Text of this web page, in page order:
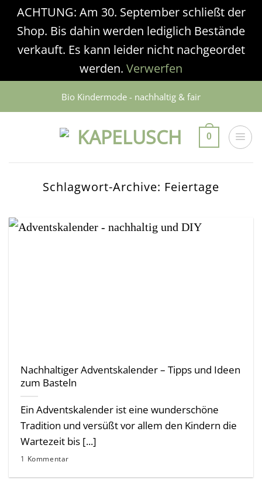
ACHTUNG: Am 30. September schließt der
Shop. Bis dahin werden lediglich Bestände
verkauft. Es kann leider nicht nachgeordet
werden. Verwerfen
Inhalt
Bio Kindermode - nachhaltig & fair
0
Schlagwort-Archive: Feiertage
Nachhaltiger Adventskalender – Tipps und Ideen
zum Basteln
Ein Adventskalender ist eine wunderschöne
Tradition und versüßt vor allem den Kindern die
Wartezeit bis [...]
1 Kommentar